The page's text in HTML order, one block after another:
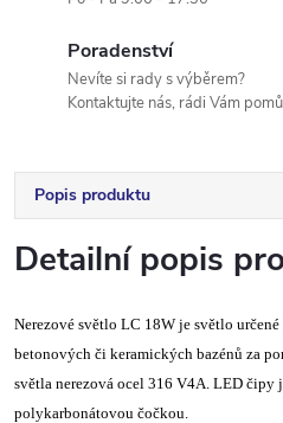
Poradenství
Nevíte si rady s výběrem?
Kontaktujte nás, rádi Vám
Popis produktu
Detailní popis
Nerezové světlo LC 18W je světlo
betonových či keramických bazénů za
světla nerezová ocel 316 V4A. LED čipy
polykarbonátovou čočkou.